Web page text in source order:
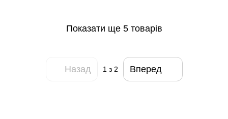
Показати ще 5 товарів
Назад 1 з 2 Вперед